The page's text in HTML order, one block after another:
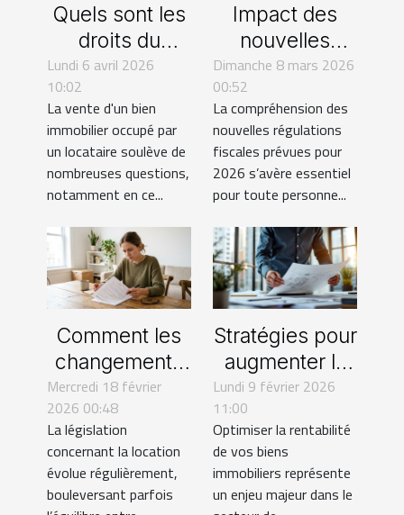
Quels sont les
droits du
locataire lors
d'une vente
immobilière en
2026 ?
Lundi 6 avril 2026
10:02
La vente d'un bien
immobilier occupé par
un locataire soulève de
nombreuses questions,
notamment en ce...
Impact des
nouvelles
régulations
fiscales sur les
transactions
immobilières
en 2026
Dimanche 8 mars 2026
00:52
La compréhension des
nouvelles régulations
fiscales prévues pour
2026 s’avère essentiel
pour toute personne...
Comment les
changements
récents
affectent-ils
les droits des
locataires ?
Mercredi 18 février
2026 00:48
La législation
concernant la location
évolue régulièrement,
bouleversant parfois
Stratégies pour
augmenter la
rentabilité de
vos biens
immobiliers
Lundi 9 février 2026
11:00
Optimiser la rentabilité
de vos biens
immobiliers représente
un enjeu majeur dans le